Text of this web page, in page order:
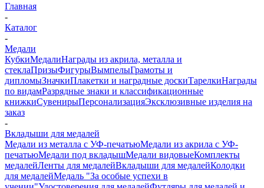
Главная
-
Каталог
-
Медали
КубкиМедалиНаграды из акрила, металла и
стеклаПризыФигурыВымпелыГрамоты и
дипломыЗначкиПлакетки и наградные доскиТарелкиНаграды
по видамРазрядные знаки и классификационные
книжкиСувенирыПерсонализацияЭксклюзивные изделия на
заказ
-
Вкладыши для медалей
Медали из металла с УФ-печатьюМедали из акрила с УФ-
печатьюМедали под вкладышМедали видовыеКомплекты
медалейЛенты для медалейВкладыши для медалейКолодки
для медалейМедаль "За особые успехи в